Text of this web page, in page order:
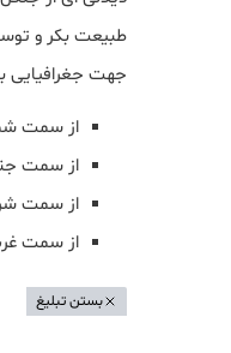
طبیعت بکر و
جهت جغرافیایی
از سمت
از سمت
از سمت
از سمت
بستن تبلیغ